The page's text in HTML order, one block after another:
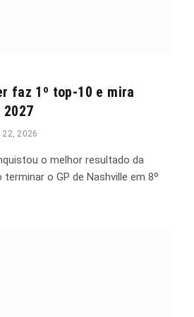
faz 1º top-10 e mira
2027
22, 2026
o melhor resultado da
terminar o GP de Nashville em 8º